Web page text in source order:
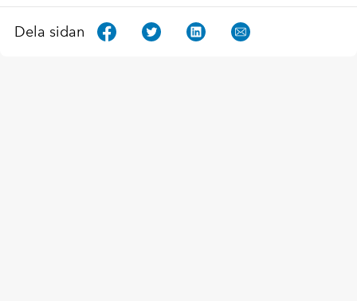
Dela sidan